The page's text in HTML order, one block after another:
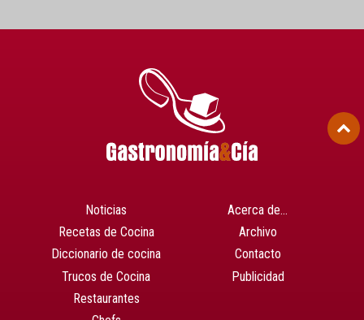
Noticias
Recetas de Cocina
Diccionario de cocina
Trucos de Cocina
Restaurantes
Acerca de…
Archivo
Contacto
Publicidad